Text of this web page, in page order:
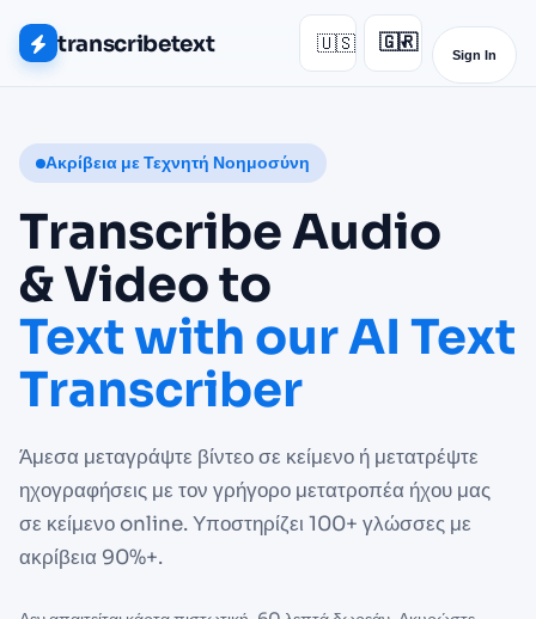
transcribetext 🇺🇸 🇬🇷
▾
Sign In
Ακρίβεια με Τεχνητή Νοημοσύνη
Transcribe Audio
& Video to
Text with our AI Text
Transcriber
Άμεσα μεταγράψτε βίντεο σε κείμενο ή μετατρέψτε
ηχογραφήσεις με τον γρήγορο μετατροπέα ήχου μας
σε κείμενο online. Υποστηρίζει 100+ γλώσσες με
ακρίβεια 90%+.